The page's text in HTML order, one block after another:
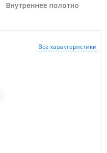
Внутреннее полотно
Все характеристики